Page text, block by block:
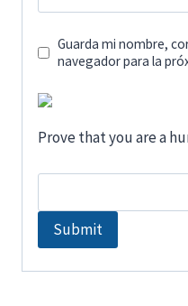
Guarda mi nombre,
navegador para la
Prove that you are a